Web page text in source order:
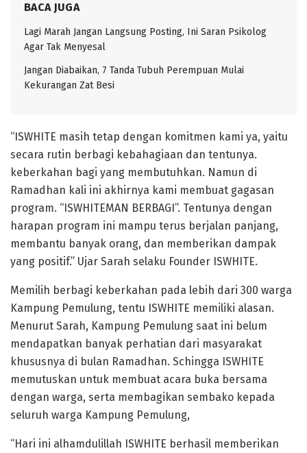
BACA JUGA
Lagi Marah Jangan Langsung Posting, Ini Saran Psikolog
Agar Tak Menyesal
Jangan Diabaikan, 7 Tanda Tubuh Perempuan Mulai
Kekurangan Zat Besi
“ISWHITE masih tetap dengan komitmen kami ya, yaitu
secara rutin berbagi kebahagiaan dan tentunya.
keberkahan bagi yang membutuhkan. Namun di
Ramadhan kali ini akhirnya kami membuat gagasan
program. “ISWHITEMAN BERBAGI”. Tentunya dengan
harapan program ini mampu terus berjalan panjang,
membantu banyak orang, dan memberikan dampak
yang positif.” Ujar Sarah selaku Founder ISWHITE.
Memilih berbagi keberkahan pada lebih dari 300 warga
Kampung Pemulung, tentu ISWHITE memiliki alasan.
Menurut Sarah, Kampung Pemulung saat ini belum
mendapatkan banyak perhatian dari masyarakat
khususnya di bulan Ramadhan. Schingga ISWHITE
memutuskan untuk membuat acara buka bersama
dengan warga, serta membagikan sembako kepada
seluruh warga Kampung Pemulung,
“Hari ini alhamdulillah ISWHITE berhasil memberikan